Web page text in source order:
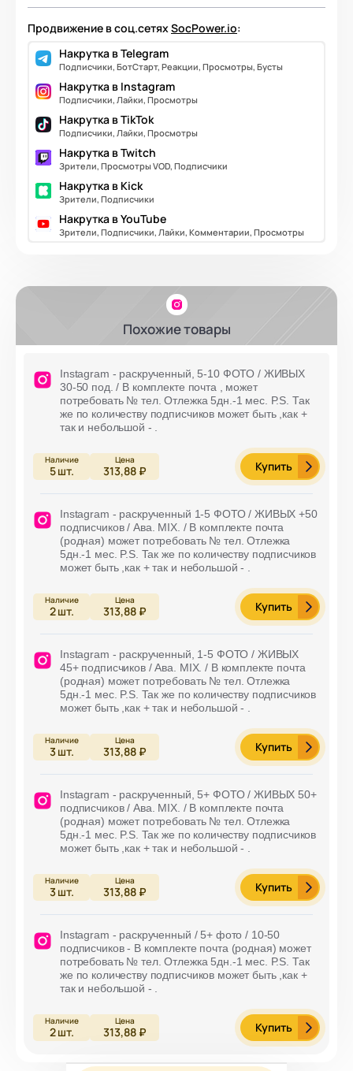
Продвижение в соц.сетяхSocPower.io:
Накрутка в Telegram
Подписчики, БотСтарт, Реакции, Просмотры, Бусты
Накрутка в Instagram
Подписчики, Лайки, Просмотры
Накрутка в TikTok
Подписчики, Лайки, Просмотры
Накрутка в Twitch
Зрители, Просмотры VOD, Подписчики
Накрутка в Kick
Зрители, Подписчики
Накрутка в YouTube
Зрители, Подписчики, Лайки, Комментарии, Просмотры
Похожие товары
Instagram - раскрученный, 5-10 ФОТО / ЖИВЫХ
30-50 под. / В комплекте почта , может
потребовать № тел. Отлежка 5дн.-1 мес. P.S. Так
же по количеству подписчиков может быть ,как +
так и небольшой - .
5шт. 313,88 ₽ Купить
Instagram - раскрученный 1-5 ФОТО / ЖИВЫХ +50
подписчиков / Ава. MIX. / В комплекте почта
(родная) может потребовать № тел. Отлежка
5дн.-1 мес. P.S. Так же по количеству подписчиков
может быть ,как + так и небольшой - .
2шт. 313,88 ₽ Купить
Instagram - раскрученный, 1-5 ФОТО / ЖИВЫХ
45+ подписчиков / Ава. MIX. / В комплекте почта
(родная) может потребовать № тел. Отлежка
5дн.-1 мес. P.S. Так же по количеству подписчиков
может быть ,как + так и небольшой - .
3шт. 313,88 ₽ Купить
Instagram - раскрученный, 5+ ФОТО / ЖИВЫХ 50+
подписчиков / Ава. MIX. / В комплекте почта
(родная) может потребовать № тел. Отлежка
5дн.-1 мес. P.S. Так же по количеству подписчиков
может быть ,как + так и небольшой - .
3шт. 313,88 ₽ Купить
Instagram - раскрученный / 5+ фото / 10-50
подписчиков - В комплекте почта (родная) может
потребовать № тел. Отлежка 5дн.-1 мес. P.S. Так
же по количеству подписчиков может быть ,как +
так и небольшой - .
2шт. 313,88 ₽ Купить